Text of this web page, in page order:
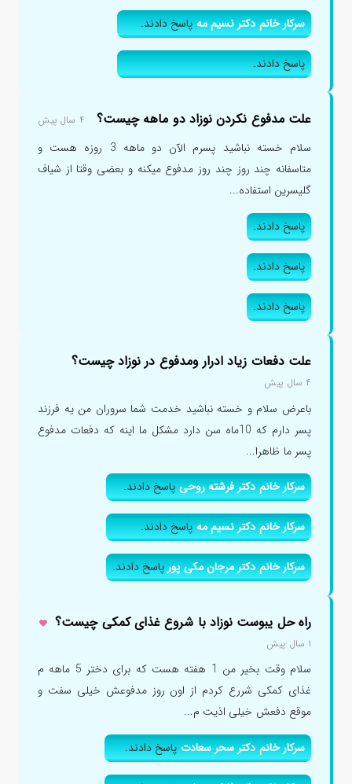
سرکار خانم دکتر نسیم مهپاسخ دادند.
پاسخ دادند.
علت مدفوع نکردن نوزاد دو ماهه چیست؟ ۴ سال پیش
سلام خسته نباشید پسرم الآن دو ماهه 3 روزه هست و
متاسفانه چند روز چند روز مدفوع میکنه و بعضی وقتا از شیاف
گلیسرین استفاده...
پاسخ دادند.
پاسخ دادند.
پاسخ دادند.
علت دفعات زیاد ادرار ومدفوع در نوزاد چیست؟
۴ سال پیش
باعرض سلام و خسته نباشید خدمت شما سروران من یه فرزند
پسر دارم که 10ماه سن دارد مشکل ما اینه که دفعات مدفوع
پسر ما ظاهرا...
سرکار خانم دکتر فرشته روحیپاسخ دادند.
سرکار خانم دکتر نسیم مهپاسخ دادند.
سرکار خانم دکتر مرجان مکی پورپاسخ دادند.
راه حل یبوست نوزاد با شروع غذای کمکی چیست؟
۱ سال پیش
سلام وقت بخیر من 1 هفته هست که برای دختر 5 ماهه م
غذای کمکی شررع کردم از اون روز مدفوعش خیلی سفت و
موقع دفعش خیلی اذیت م...
سرکار خانم دکتر سحر سعادتپاسخ دادند.